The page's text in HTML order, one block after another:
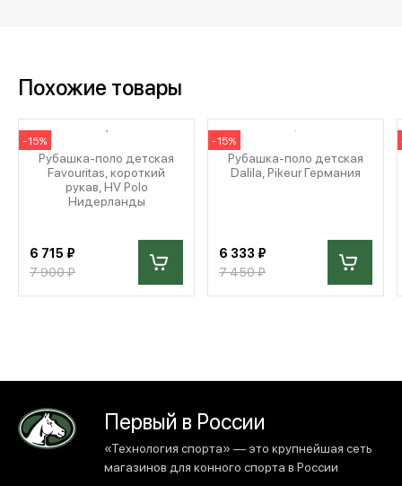
Похожие товары
-15%
Рубашка-поло детская
Favouritas, короткий
рукав, HV Polo
Нидерланды
6 715 ₽
7 900 ₽
-15%
Рубашка-поло детская
Dalila, Pikeur Германия
6 333 ₽
7 450 ₽
Первый в России
«Технология спорта» — это крупнейшая сеть
магазинов для конного спорта в России